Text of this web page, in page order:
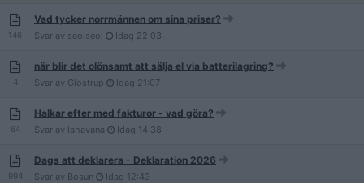
146
Vad tycker norrmännen om sina priser?
Svar av seolseol Idag 22:03
4
när blir det olönsamt att sälja el via batterilagring?
Svar av Glostrup Idag 21:07
64
Halkar efter med fakturor - vad göra?
Svar av lahavana Idag 14:38
994
Dags att deklarera - Deklaration 2026
Svar av Bosun Idag 12:43